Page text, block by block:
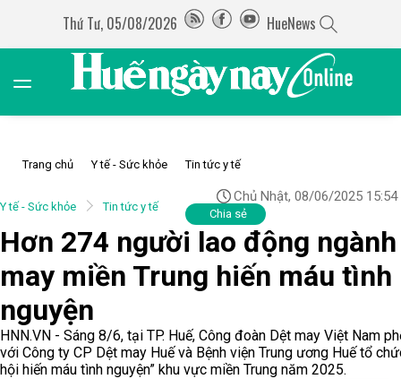
Thứ Tư, 05/08/2026 HueNews
Trang chủ Y tế - Sức khỏe Tin tức y tế
Y tế - Sức khỏe Tin tức y tế
Chủ Nhật, 08/06/2025 15:54
Chia sẻ
Hơn 274 người lao động
may miền Trung hiến máu tình
nguyện
HNN.VN - Sáng 8/6, tại TP. Huế, Công đoàn Dệt may Việt Nam
với Công ty CP Dệt may Huế và Bệnh viện Trung ương Huế tổ
hội hiến máu tình nguyện” khu vực miền Trung năm 2025.